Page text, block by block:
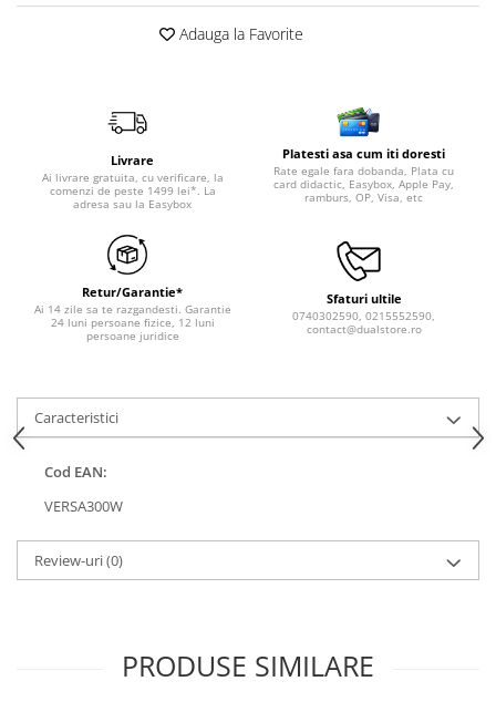
Adauga la Favorite
Livrare
Ai livrare gratuita, cu verificare, la
comenzi de peste 1499 lei*. La
adresa sau la Easybox
Platesti asa cum iti doresti
Rate egale fara dobanda, Plata cu
card didactic, Easybox, Apple Pay,
ramburs, OP, Visa, etc
Retur/Garantie*
Ai 14 zile sa te razgandesti. Garantie
24 luni persoane fizice, 12 luni
persoane juridice
Sfaturi ultile
0740302590, 0215552590,
contact@dualstore.ro
Caracteristici
Cod EAN:
VERSA300W
Review-uri(0)
PRODUSE SIMILARE